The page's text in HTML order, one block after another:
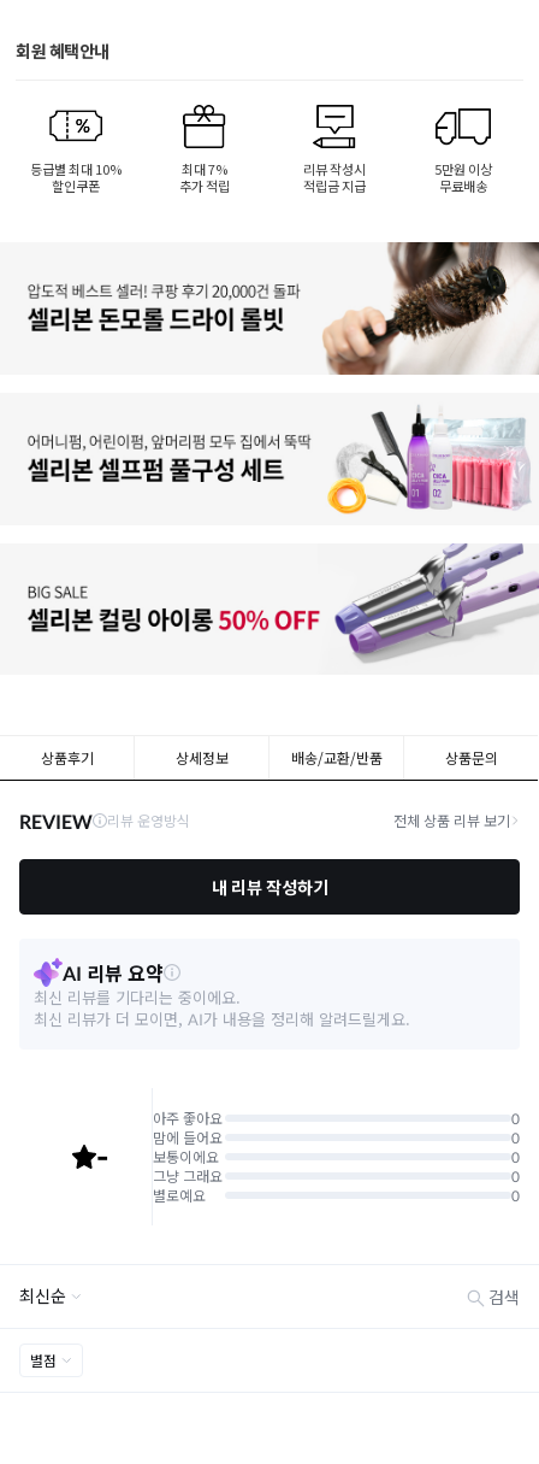
회원 혜택안내
등급별 최대 10%
할인쿠폰
최대 7%
추가 적립
리뷰 작성시
적립금 지급
5만원 이상
무료배송
상품후기 상세정보 배송/교환/반품 상품문의